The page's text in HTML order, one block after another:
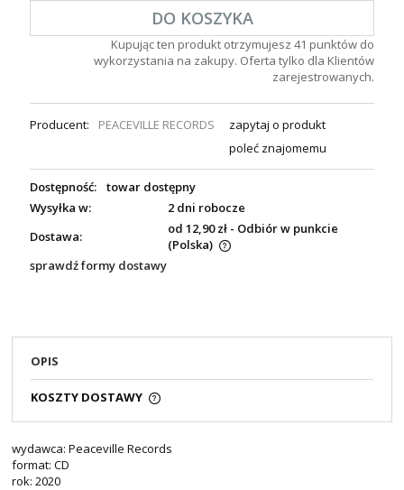
DO KOSZYKA
Kupując ten produkt otrzymujesz 41 punktów do
wykorzystania na zakupy. Oferta tylko dla Klientów
zarejestrowanych.
Producent: PEACEVILLE RECORDS
zapytaj o produkt
poleć znajomemu
Dostępność:
towar dostępny
Wysyłka w:
2 dni robocze
Dostawa:
od 12,90 zł - Odbiór w punkcie
(Polska)
sprawdź formy dostawy
OPIS
KOSZTY DOSTAWY
wydawca: Peaceville Records
format: CD
rok: 2020